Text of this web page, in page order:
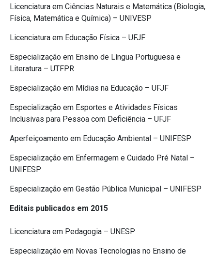
Licenciatura em Ciências Naturais e Matemática (Biologia,
Física, Matemática e Química) – UNIVESP
Licenciatura em Educação Física – UFJF
Especialização em Ensino de Língua Portuguesa e
Literatura – UTFPR
Especialização em Mídias na Educação – UFJF
Especialização em Esportes e Atividades Físicas
Inclusivas para Pessoa com Deficiência – UFJF
Aperfeiçoamento em Educação Ambiental – UNIFESP
Especialização em Enfermagem e Cuidado Pré Natal –
UNIFESP
Especialização em Gestão Pública Municipal – UNIFESP
Editais publicados em 2015
Licenciatura em Pedagogia – UNESP
Especialização em Novas Tecnologias no Ensino de